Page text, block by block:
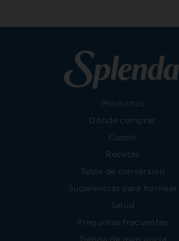
Productos
Dónde comprar
Cupón
Recetas
Tabla de conversión
Sugerencias para hornear
Salud
Preguntas frecuentes